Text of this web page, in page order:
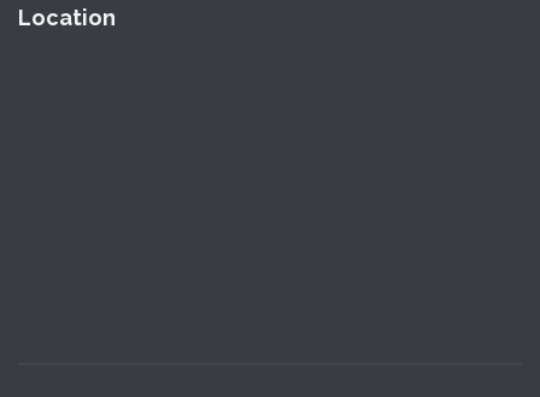
Location